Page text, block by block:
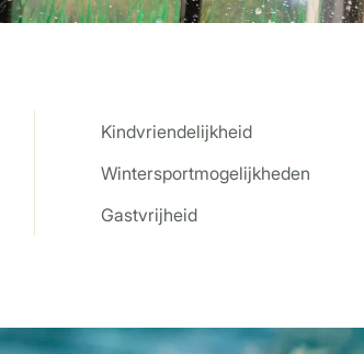
Service Rating from our guests
Kindvriendelijkheid
Wintersportmogelijkheden
Gastvrijheid